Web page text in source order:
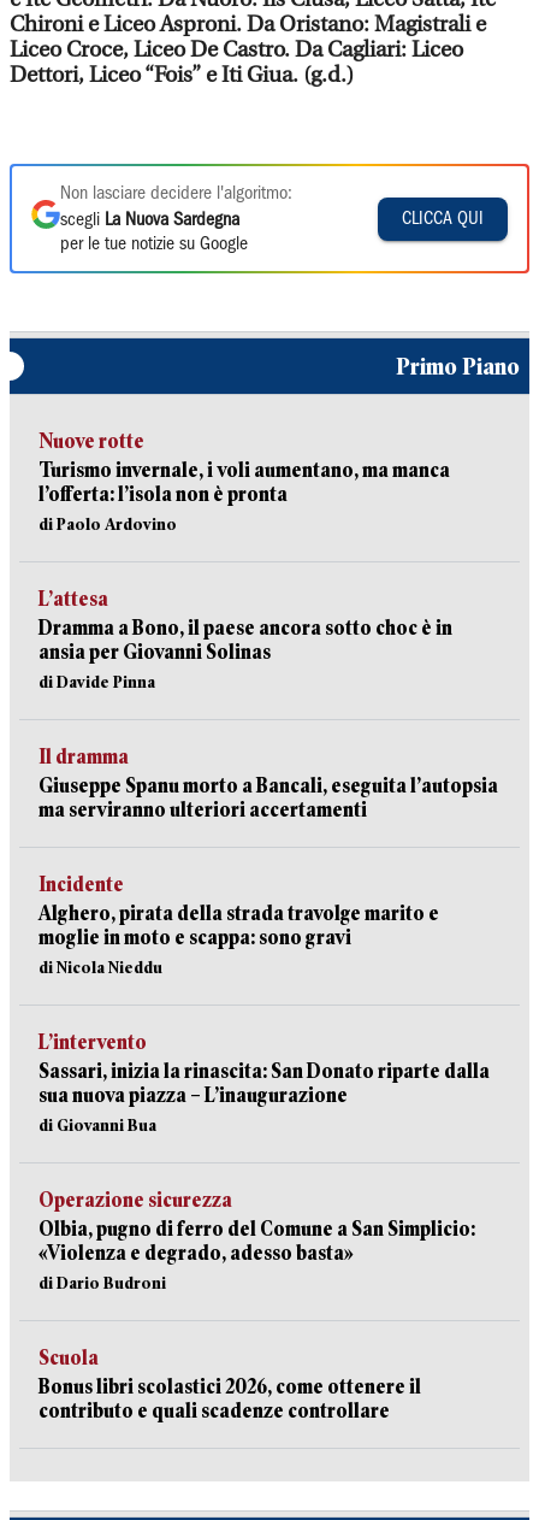
Chironi e Liceo Asproni. Da Oristano: Magistrali e
Liceo Croce, Liceo De Castro. Da Cagliari: Liceo
Dettori, Liceo “Fois” e Iti Giua. (g.d.)
Non lasciare decidere l'algoritmo:
scegli La Nuova Sardegna
per le tue notizie su Google
CLICCA QUI
Primo Piano
Nuove rotte
Turismo invernale, i voli aumentano, ma manca
l’offerta: l’isola non è pronta
di Paolo Ardovino
L’attesa
Dramma a Bono, il paese ancora sotto choc è in
ansia per Giovanni Solinas
di Davide Pinna
Il dramma
Giuseppe Spanu morto a Bancali, eseguita l’autopsia
ma serviranno ulteriori accertamenti
Incidente
Alghero, pirata della strada travolge marito e
moglie in moto e scappa: sono gravi
di Nicola Nieddu
L’intervento
Sassari, inizia la rinascita: San Donato riparte dalla
sua nuova piazza – L’inaugurazione
di Giovanni Bua
Operazione sicurezza
Olbia, pugno di ferro del Comune a San Simplicio:
«Violenza e degrado, adesso basta»
di Dario Budroni
Scuola
Bonus libri scolastici 2026, come ottenere il
contributo e quali scadenze controllare